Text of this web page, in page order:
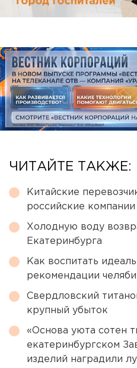
ЧИТАЙТЕ ТАКЖЕ:
Китайские
российские
Холодную воду
Екатеринбурга
Как воспитать
рекомендации
Свердловский
крупный убыток
«Основа уюта сотен
екатеринбургском
изделий наградили